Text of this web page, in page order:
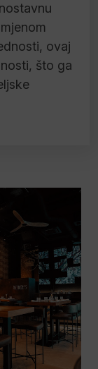
ovaj
što ga